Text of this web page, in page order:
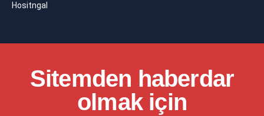
Hositngal
Sitemden haberdar
olmak için